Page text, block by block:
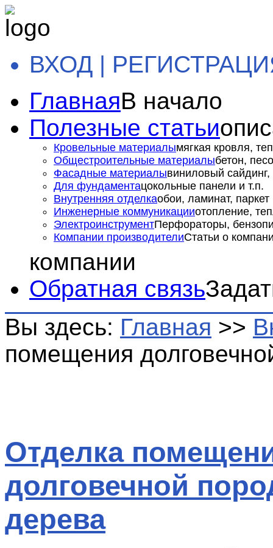
ВХОД |
ГлавнаяВ начало
Полезные статьи
Кровельные материалымягкая кровля,
Общестроительные материалыбетон,
Фасадные материалывиниловый сайдинг,
Для фундаментацокольные панели и т.п.
Внутренняя отделкаобои, ламинат, паркет
Инженерные коммуникацииотопление,
ЭлектроинструментПерфораторы,
Компании производителиСтатьи о
компании
Обратная связь
Вы здесь: Главная >>
помещения
Отделка
долговечной
дерева